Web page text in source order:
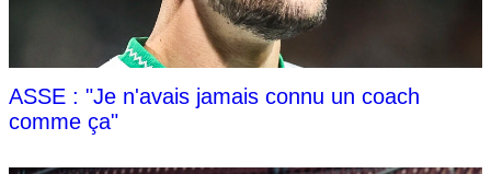
ASSE : "Je n'avais jamais connu un coach
comme ça"